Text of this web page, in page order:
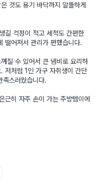
것도 용기 바닥까지 알뜰하게
길 걱정이 적고 세척도 간편한
떨어져서 관리가 편했습니다.
질 수 있어서 큰 냄비로 요리하
저처럼 1인 가구 자취생이 간단
족스러웠습니다.
근히 자주 손이 가는 주방템이에